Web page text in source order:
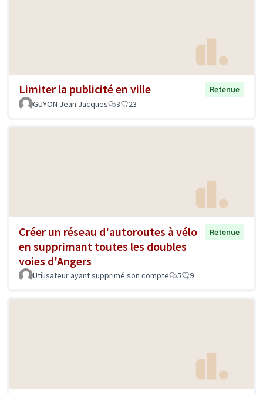
Limiter la publicité en ville
Retenue
GUYON Jean Jacques
3 23
Créer un réseau d'autoroutes à vélo
en supprimant toutes les doubles
voies d'Angers
Retenue
Utilisateur ayant supprimé son compte 5 9